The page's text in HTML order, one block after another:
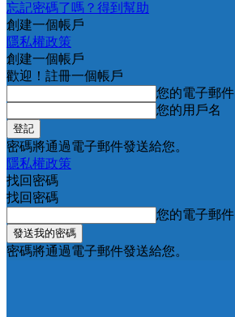
忘記密碼了嗎？得到幫助
創建一個帳戶
隱私權政策
創建一個帳戶
歡迎！註冊一個帳戶
您的電子郵件
您的用戶名
密碼將通過電子郵件發送給您。
隱私權政策
找回密碼
找回密碼
您的電子郵件
密碼將通過電子郵件發送給您。